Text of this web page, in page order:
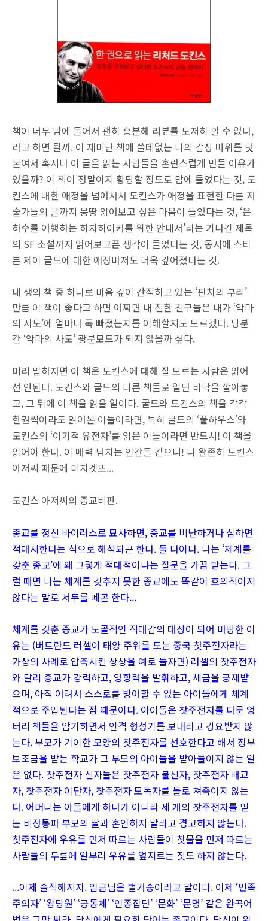
책이 너무 맘에 들어서 괜히 흥분해 리뷰를 도저히 할 수 없다,
라고 하면 될까. 이 재미난 책에 쓸데없는 나의 감상 따위를 덧
붙여서 혹시나 이 글을 읽는 사람들을 혼란스럽게 만들 이유가
있을까? 이 책이 정말이지 황당할 정도로 맘에 들었다는 것, 도
킨스에 대한 애정을 넘어서서 도킨스가 애정을 표현한 다른 저
술가들의 글까지 몽땅 읽어보고 싶은 마음이 들었다는 것, ‘은
하수를 여행하는 히치하이커를 위한 안내서’라는 기나긴 제목
의 SF 소설까지 읽어보고픈 생각이 들었다는 것, 동시에 스티
븐 제이 굴드에 대한 애정마저도 더욱 깊어졌다는 것.
내 생의 책 중 하나로 마음 깊이 간직하고 있는 ‘핀치의 부리’
만큼 이 책이 좋다고 하면 어쩌면 내 친한 친구들은 내가 ‘악마
의 사도’에 얼마나 폭 빠졌는지를 이해할지도 모르겠다. 당분
간 ‘악마의 사도’ 광분모드가 되지 않을까 싶다.
미리 말하자면 이 책은 도킨스에 대해 잘 모르는 사람은 읽어
선 안된다. 도킨스와 굴드의 다른 책들로 일단 바닥을 깔아놓
고, 그 뒤에 이 책을 읽을 일이다. 굴드와 도킨스의 책을 각각
한권씩이라도 읽어본 이들이라면, 특히 굴드의 ‘풀하우스’와
도킨스의 ‘이기적 유전자’를 읽은 이들이라면 반드시! 이 책을
읽어야 한다. 이 매력 넘치는 인간들 같으니! 나 완존히 도킨스
아저씨 때문에 미치겟또...
도킨스 아저씨의 종교비판.
종교를 정신 바이러스로 묘사하면, 종교를 비난하거나 심하면
적대시한다는 식으로 해석되곤 한다. 둘 다이다. 나는 ‘체계를
갖춘 종교’에 왜 그렇게 적대적이냐는 질문을 가끔 받는다. 그
럴 때면 나는 체계를 갖추지 못한 종교에도 똑같이 호의적이지
않다는 말로 서두를 떼곤 한다...
체계를 갖춘 종교가 노골적인 적대감의 대상이 되어 마땅한 이
유는 (버트란드 러셀이 태양 주위를 도는 중국 찻주전자라는
가상의 사례로 압축시킨 상상을 예로 들자면) 러셀의 찻주전자
와 달리 종교가 강력하고, 영향력을 발휘하고, 세금을 공제받
으며, 아직 어려서 스스로를 방어할 수 없는 아이들에게 체계
적으로 주입된다는 점 때문이다. 아이들은 찻주전자를 다룬 엉
터리 책들을 암기하면서 인격 형성기를 보내라고 강요받지 않
는다. 부모가 기이한 모양의 찻주전자를 선호한다고 해서 정부
보조금을 받는 학교가 그 부모의 아이들을 받아들이지 않는 일
은 없다. 찻주전자 신자들은 찻주전자 불신자, 찻주전자 배교
자, 찻주전자 이단자, 찻주전자 모독자를 돌로 쳐죽이지 않는
다. 어머니는 아들에게 하나가 아니라 세 개의 찻주전자를 믿
는 비정통파 부모의 딸과 혼인하지 말라고 경고하지 않는다.
찻주전자에 우유를 먼저 따르는 사람들이 찻물을 먼저 따르는
사람들의 무릎에 일부러 우유를 엎지르는 짓도 하지 않는다.
...이제 솔직해지자. 임금님은 벌거숭이라고 말이다. 이제 ‘민족
주의자’ ‘왕당원’ ‘공동체’ ‘인종집단’ ‘문화’ ‘문명’ 같은 완곡어